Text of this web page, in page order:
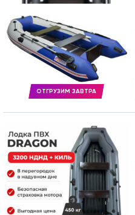
ОТГРУЗИМ ЗАВТРА